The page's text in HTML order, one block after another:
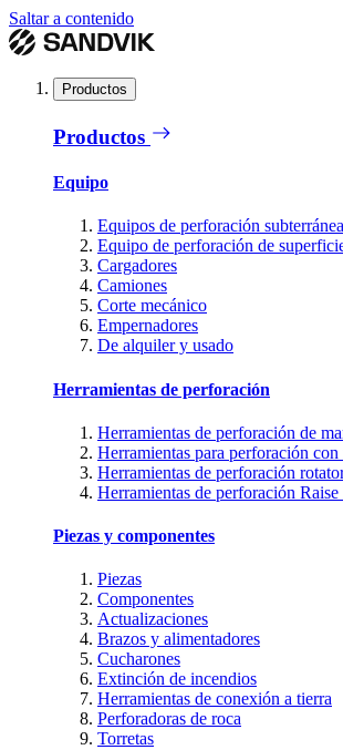
Saltar a contenido
Productos
Productos
Equipo
Equipos de perforación subterránea
Equipo de perforación de
Cargadores
Camiones
Corte mecánico
Empernadores
De alquiler y usado
Herramientas de perforación
Herramientas de perforación de
Herramientas para perforación
Herramientas de perforación
Herramientas de perforación
Piezas y componentes
Piezas
Componentes
Actualizaciones
Brazos y alimentadores
Cucharones
Extinción de incendios
Herramientas de conexión a tierra
Perforadoras de roca
Torretas